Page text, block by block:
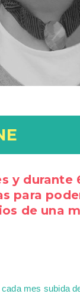
y durante
para
de una
mes subida